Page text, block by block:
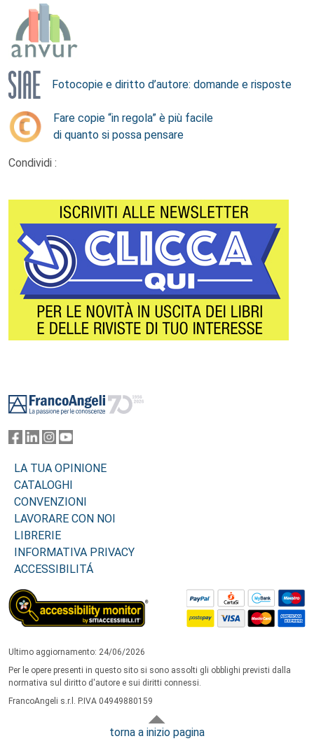
Fotocopie e diritto d’autore: domande e risposte
Fare copie “in regola” è più facile
di quanto si possa pensare
Condividi :
LA TUA OPINIONE
CATALOGHI
CONVENZIONI
LAVORARE CON NOI
LIBRERIE
INFORMATIVA PRIVACY
ACCESSIBILITÁ
Ultimo aggiornamento: 24/06/2026
Per le opere presenti in questo sito si sono assolti gli obblighi previsti dalla
normativa sul diritto d'autore e sui diritti connessi.
FrancoAngeli s.r.l. P.IVA 04949880159
torna a inizio pagina